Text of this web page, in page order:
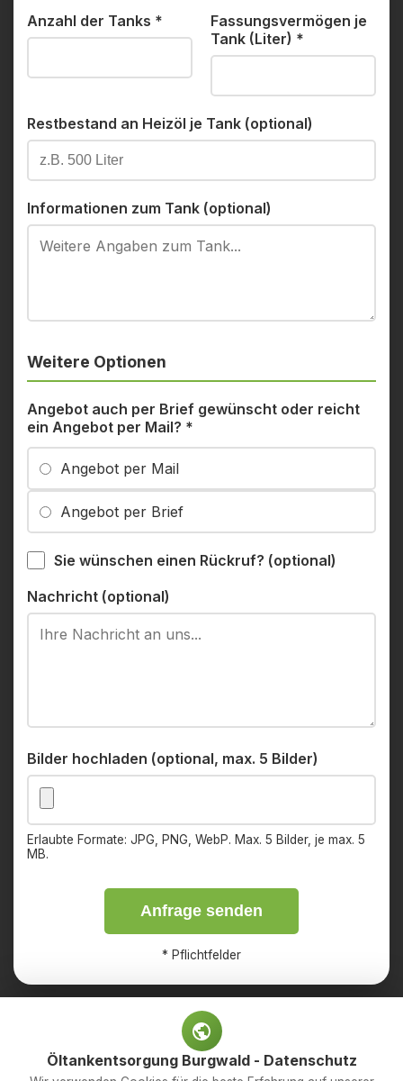
Anzahl der Tanks *
Fassungsvermögen je
Tank (Liter) *
Restbestand an Heizöl je Tank (optional)
Informationen zum Tank (optional)
Weitere Optionen
Angebot auch per Brief gewünscht oder reicht
ein Angebot per Mail? *
Angebot per Mail
Angebot per Brief
Sie wünschen einen Rückruf? (optional)
Nachricht (optional)
Bilder hochladen (optional, max. 5 Bilder)
Erlaubte Formate: JPG, PNG, WebP. Max. 5 Bilder, je max. 5
MB.
Anfrage senden
* Pflichtfelder
ImpressumDatenschutz
Öltankentsorgung Burgwald - Datenschutz